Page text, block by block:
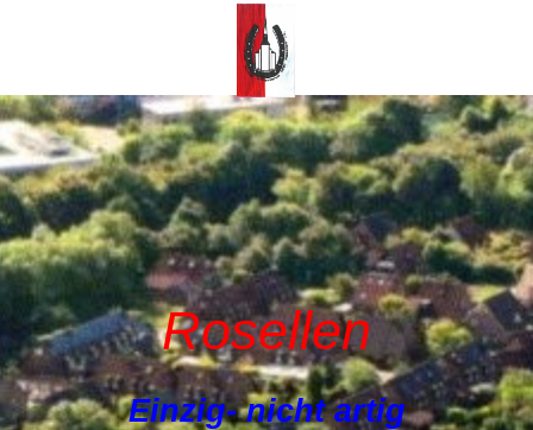
Rosellen
Einzig- nicht artig